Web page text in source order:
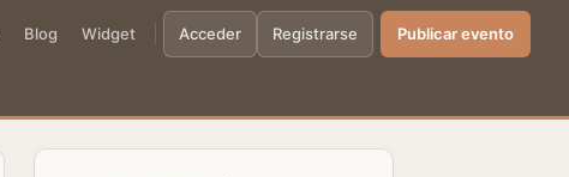
Blog Widget Acceder Registrarse Publicar evento